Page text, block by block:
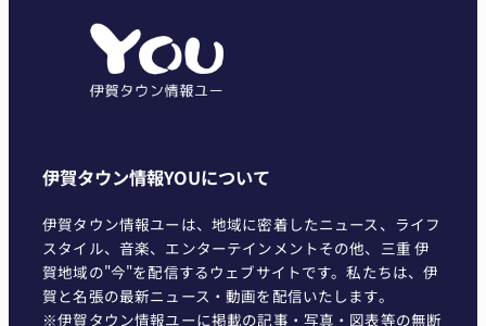
伊賀タウン情報YOUについて
伊賀タウン情報ユーは、地域に密着したニュース、ライフ
スタイル、音楽、エンターテインメントその他、三重 伊
賀地域の"今"を配信するウェブサイトです。私たちは、伊
賀と名張の最新ニュース・動画を配信いたします。
※伊賀タウン情報ユーに掲載の記事・写真・図表等の無断